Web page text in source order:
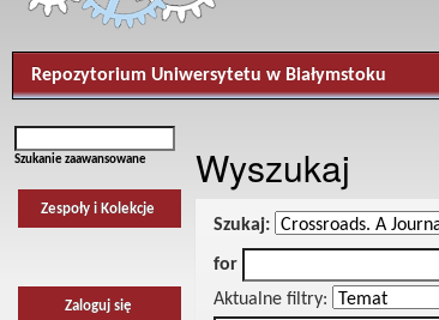
Repozytorium Uniwersytetu w Białymstoku
Szukanie zaawansowane
Zespoły i Kolekcje
Zaloguj się
Wyszukaj
Szukaj:
for
Aktualne filtry: